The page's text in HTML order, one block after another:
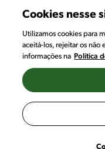
Cookies nesse
Utilizamos cookies para
aceitá-los, rejeitar os não
informações na Política